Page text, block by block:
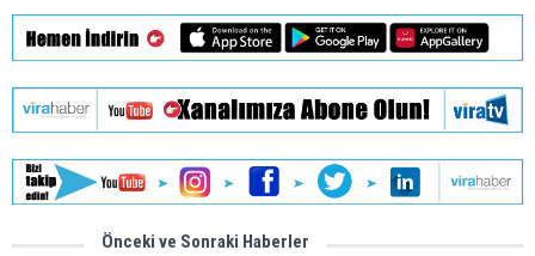
Önceki ve Sonraki Haberler